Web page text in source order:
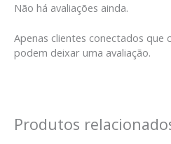
Não há avaliações ainda.
Apenas clientes conectados
podem deixar uma avaliação.
Produtos